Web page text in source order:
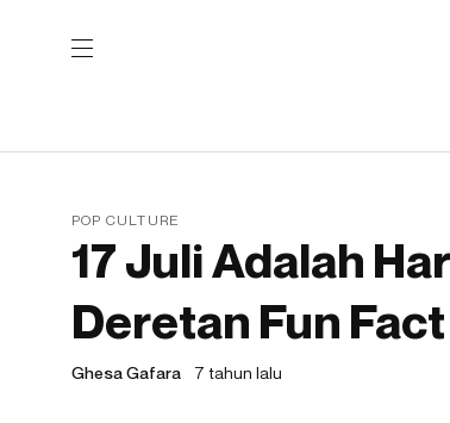
POP CULTURE
17 Juli Adalah
Deretan Fun
Ghesa Gafara 7 tahun lalu